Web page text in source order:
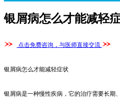
银屑病怎么才能减轻
点击免费咨询，与医师直接交流
银屑病怎么才能减轻症状
银屑病是一种慢性疾病，它的治疗需要长期